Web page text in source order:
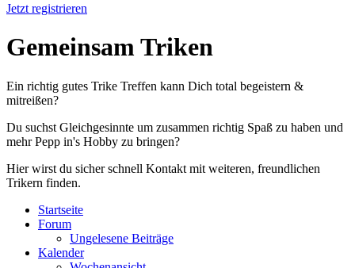
Jetzt registrieren
Gemeinsam Triken
Ein richtig gutes Trike Treffen kann Dich total begeistern &
mitreißen?
Du suchst Gleichgesinnte um zusammen richtig Spaß zu haben und
mehr Pepp in's Hobby zu bringen?
Hier wirst du sicher schnell Kontakt mit weiteren, freundlichen
Trikern finden.
Startseite
Forum
Ungelesene Beiträge
Kalender